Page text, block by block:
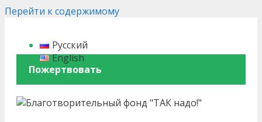
Перейти к содержимому
Русский
English
Пожертвовать